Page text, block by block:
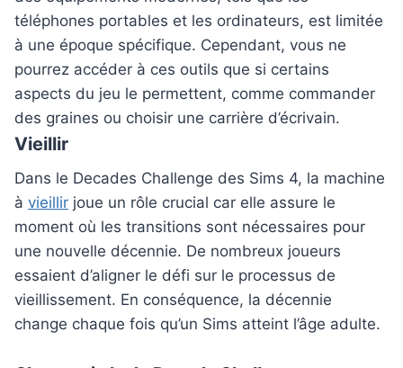
téléphones portables et les ordinateurs, est limitée
à une époque spécifique. Cependant, vous ne
pourrez accéder à ces outils que si certains
aspects du jeu le permettent, comme commander
des graines ou choisir une carrière d’écrivain.
Vieillir
Dans le Decades Challenge des Sims 4, la machine
à vieillir joue un rôle crucial car elle assure le
moment où les transitions sont nécessaires pour
une nouvelle décennie. De nombreux joueurs
essaient d’aligner le défi sur le processus de
vieillissement. En conséquence, la décennie
change chaque fois qu’un Sims atteint l’âge adulte.